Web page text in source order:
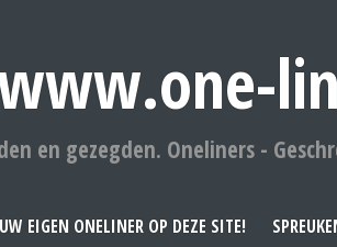
en gezegden. Oneliners -
UW EIGEN ONELINER OP DEZE SITE!